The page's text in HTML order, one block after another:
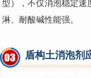
型），不仅消泡稳定速
淋、耐酸碱性能强。
盾构土消泡剂